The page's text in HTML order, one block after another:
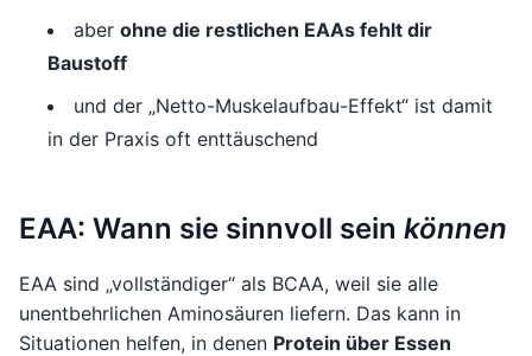
aber ohne die restlichen EAAs fehlt dir
Baustoff
und der „Netto-Muskelaufbau-Effekt“ ist damit
in der Praxis oft enttäuschend
EAA: Wann sie sinnvoll sein können
EAA sind „vollständiger“ als BCAA, weil sie alle
unentbehrlichen Aminosäuren liefern. Das kann in
Situationen helfen, in denen Protein über Essen